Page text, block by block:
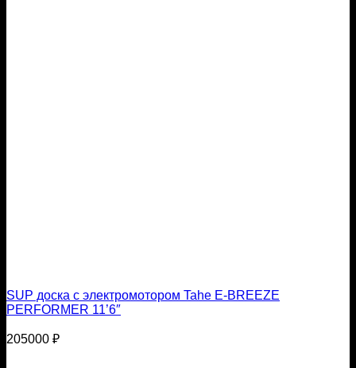
SUP доска с электромотором Tahe E-BREEZE
PERFORMER 11’6″
205000 ₽